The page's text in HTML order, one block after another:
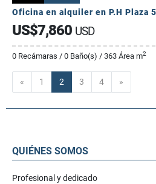
Oficina en alquiler en P.H Plaza
US$7,860 USD
0 Recámaras / 0 Baño(s) / 363 Área m2
« Anterior
1 2 3 4 »
QUIÉNES SOMOS
Profesional y dedicado